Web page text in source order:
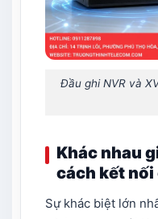
Đầu ghi NVR và
Khác nhau
cách kết nối
Sự khác biệt lớn